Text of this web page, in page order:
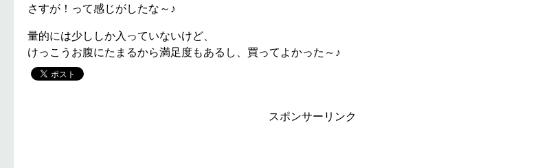
さすが！って感じがしたな～♪
量的には少ししか入っていないけど、
けっこうお腹にたまるから満足度もあるし、買ってよかった～♪
スポンサーリンク